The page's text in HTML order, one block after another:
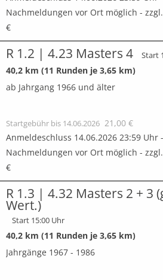
Nachmeldungen vor Ort möglich -
€
R 1.2 | 4.23 Masters 4 Start
40,2 km (11 Runden je 3,65 km)
ab Jahrgang 1966 und älter
Startgebühr bis 14.06.2026 21,00 €
Anmeldeschluss 14.06.2026 23:59 Uhr -
Nachmeldungen vor Ort möglich -
€
R 1.3 | 4.32 Masters 2 + 3
Wert.)
Start 15:00 Uhr
40,2 km (11 Runden je 3,65 km)
Jahrgänge 1967 - 1986